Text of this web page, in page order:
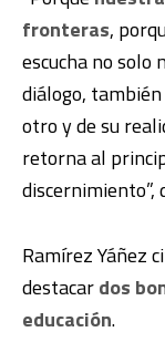
fronteras,
escucha no solo
diálogo,
otro y de su
retorna al
discernimiento”,
Ramírez Yáñez
destacardos
educación.